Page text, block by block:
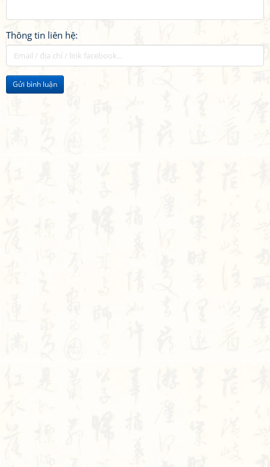
Thông tin liên hệ:
Gửi bình luận